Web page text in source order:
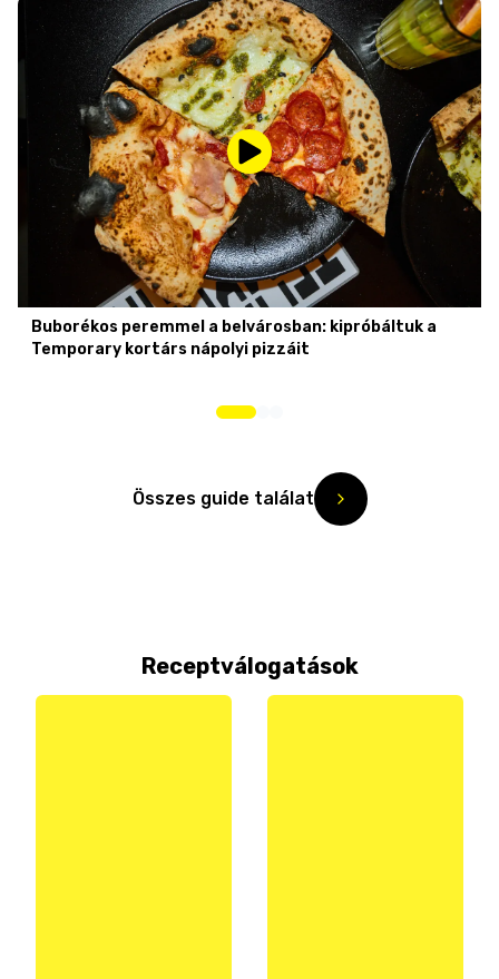
Buborékos peremmel a belvárosban: kipróbáltuk a
Temporary kortárs nápolyi pizzáit
Összes guide találat
Receptválogatások